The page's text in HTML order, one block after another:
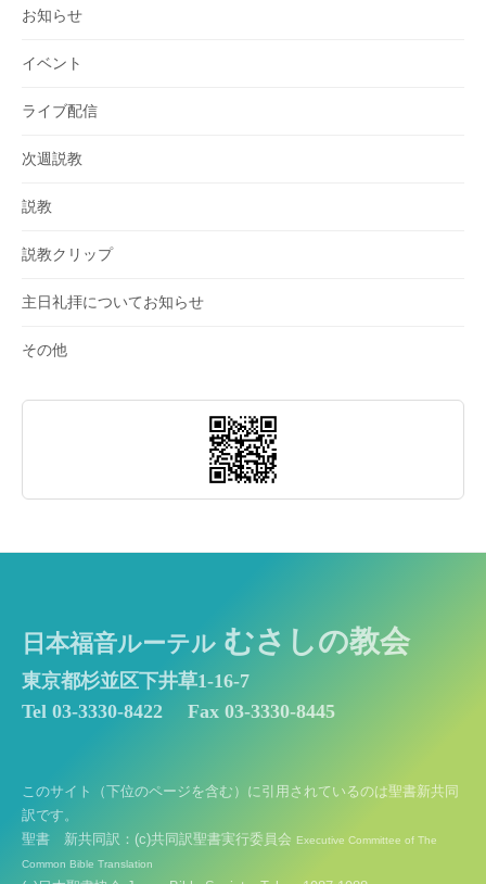
お知らせ
イベント
ライブ配信
次週説教
説教
説教クリップ
主日礼拝についてお知らせ
その他
日本福音ルーテル むさしの教会
東京都杉並区下井草1-16-7
Tel 03-3330-8422
Fax 03-3330-8445
このサイト（下位のページを含む）に引用されているのは聖書新共同
訳です。
聖書 新共同訳：(c)共同訳聖書実行委員会 Executive Committee of The
Common Bible Translation